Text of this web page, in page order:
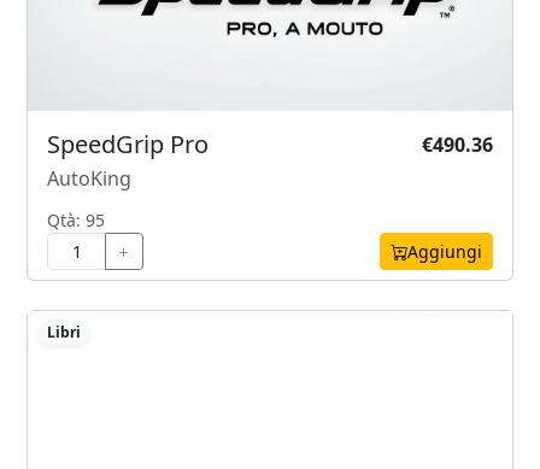
SpeedGrip Pro
AutoKing
€490.36
Qtà: 95
Aggiungi
Libri